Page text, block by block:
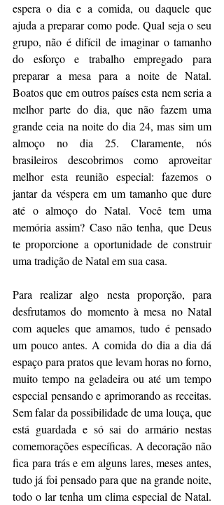
espera o dia e a comida, ou daquele que
ajuda a preparar como pode. Qual seja o seu
grupo, não é difícil de imaginar o tamanho
do esforço e trabalho empregado para
preparar a mesa para a noite de Natal.
Boatos que em outros países esta nem seria a
melhor parte do dia, que não fazem uma
grande ceia na noite do dia 24, mas sim um
almoço no dia 25. Claramente, nós
brasileiros descobrimos como aproveitar
melhor esta reunião especial: fazemos o
jantar da véspera em um tamanho que dure
até o almoço do Natal. Você tem uma
memória assim? Caso não tenha, que Deus
te proporcione a oportunidade de construir
uma tradição de Natal em sua casa.
Para realizar algo nesta proporção, para
desfrutamos do momento à mesa no Natal
com aqueles que amamos, tudo é pensado
um pouco antes. A comida do dia a dia dá
espaço para pratos que levam horas no forno,
muito tempo na geladeira ou até um tempo
especial pensando e aprimorando as receitas.
Sem falar da possibilidade de uma louça, que
está guardada e só sai do armário nestas
comemorações específicas. A decoração não
fica para trás e em alguns lares, meses antes,
tudo já foi pensado para que na grande noite,
todo o lar tenha um clima especial de Natal.